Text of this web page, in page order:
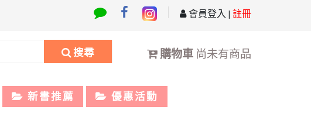
會員登入|註冊
搜尋 購物車尚未有商品
新書推薦
優惠活動